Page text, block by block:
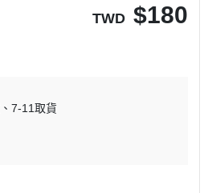
TWD $180
7-11取貨